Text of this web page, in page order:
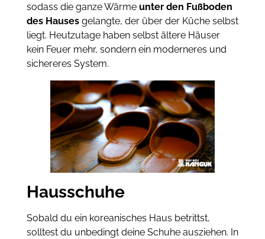
sodass die ganze Wärme unter den Fußboden
des Hausesgelangte, der über der Küche selbst
liegt. Heutzutage haben selbst ältere Häuser
kein Feuer mehr, sondern ein moderneres und
sichereres System.
Hausschuhe
Sobald du ein koreanisches Haus betrittst,
solltest du unbedingt deine Schuhe ausziehen. In